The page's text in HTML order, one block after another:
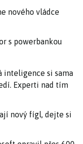
nového vládce
s powerbankou
inteligence si sama
Experti nad tím
nový fígl, dejte si